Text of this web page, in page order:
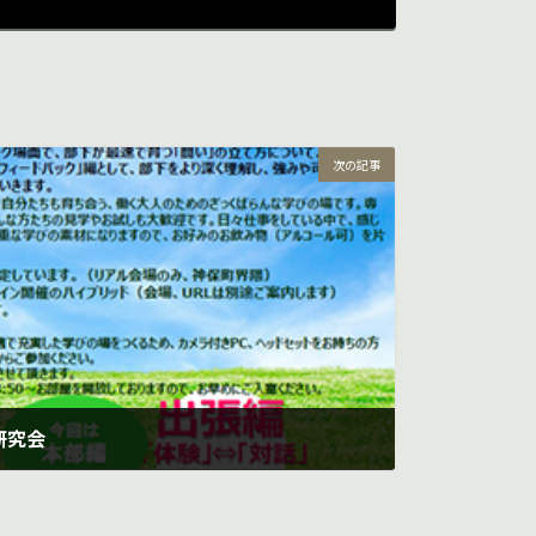
次の記事
究会